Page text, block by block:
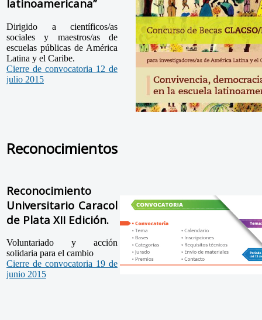
latinoamericana”
Dirigido a científicos/as
sociales y maestros/as de
escuelas públicas de América
Latina y el Caribe.
Cierre de convocatoria 12 de
julio 2015
Reconocimientos
Reconocimiento
Universitario Caracol
de Plata XII Edición.
Voluntariado y acción
solidaria para el cambio
Cierre de convocatoria 19 de
junio 2015